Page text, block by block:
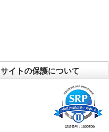
サイトの保護について